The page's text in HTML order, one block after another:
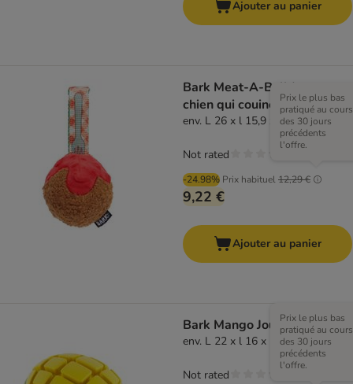
Ajouter au panier
Bark Meat-A-Ball Jouet pour
chien qui couine
env. L 26 x l 15,9 x H 7,6 cm
-24.98% Prix habituel12,29 €
Prix le plus bas
pratiqué au cours
des 30 jours
précédents
l'offre.
9,22 €
Not rated
Ajouter au panier
Bark Mango Jouet pour chien
env. L 22 x l 16 x H 6 cm
Prix le plus bas
pratiqué au cours
des 30 jours
précédents
l'offre.
Not rated